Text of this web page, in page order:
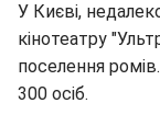
У Києві,
кінотеатру
поселення
300 осіб.